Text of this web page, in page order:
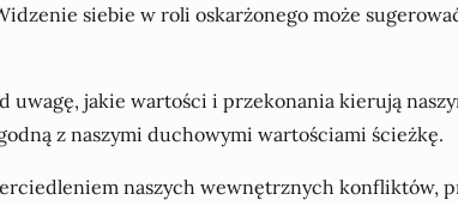
siebie w roli oskarżonego może
jakie wartości i przekonania kierują
z naszymi duchowymi wartościami ścieżkę.
naszych wewnętrznych konfliktów,